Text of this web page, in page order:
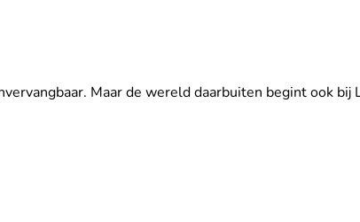
Maar de wereld daarbuiten begint ook bij